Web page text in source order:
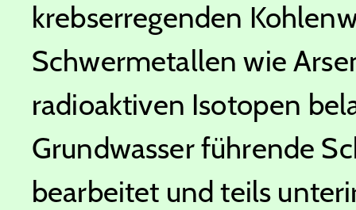
krebserregenden
Schwermetallen wie
radioaktiven Isotopen
Grundwasser führende
bearbeitet und teils